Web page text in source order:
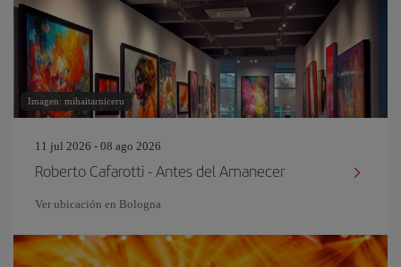
Imagen: mihaitarniceru
11 jul 2026 - 08 ago 2026
Roberto Cafarotti - Antes del Amanecer
Ver ubicación en Bologna